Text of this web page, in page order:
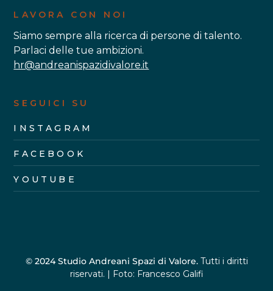
SEGUICI SU
INSTAGRAM
FACEBOOK
YOUTUBE
LAVORA CON NOI
Siamo sempre alla ricerca di persone di talento.
Parlaci delle tue ambizioni.
hr@andreanispazidivalore.it
© 2024 Studio Andreani Spazi di Valore. Tutti i diritti
riservati. | Foto: Francesco Galifi